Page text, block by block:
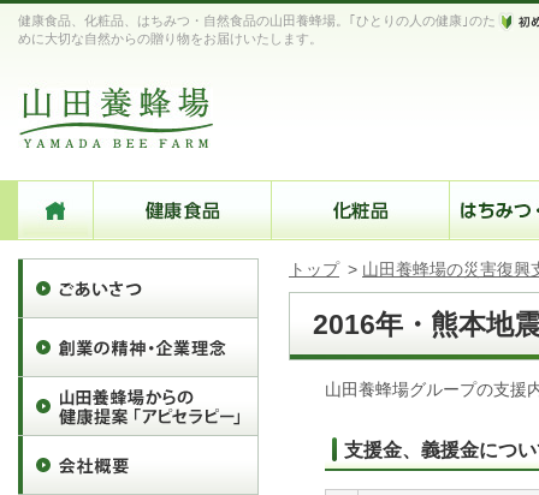
健康食品、化粧品、はちみつ・自然食品の山田養蜂場。｢ひとりの人の健康｣のた
めに大切な自然からの贈り物をお届けいたします。
トップ > 山田養蜂場の災害復興
2016年・熊本地
山田養蜂場グループの支援
支援金、義援金につ